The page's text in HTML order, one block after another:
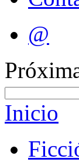
@
Inicio